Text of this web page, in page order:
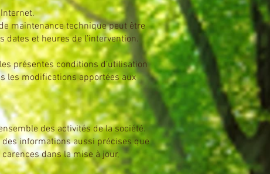
maintenance technique peut être
et heures de l’intervention.
présentes conditions d’utilisation
les modifications apportées aux
des activités de la société.
des informations aussi précises que
dans la mise à jour,